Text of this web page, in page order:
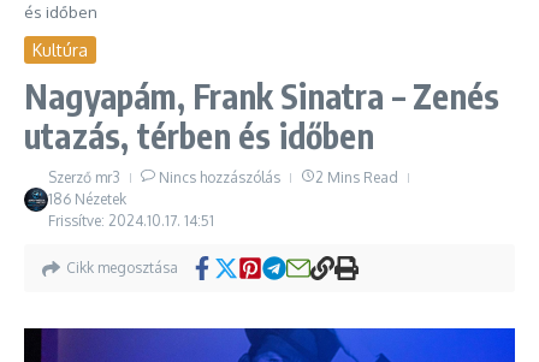
és időben
Kultúra
Nagyapám, Frank Sinatra – Zenés
utazás, térben és időben
Szerző mr3 Nincs hozzászólás
2 Mins Read
186 Nézetek
Frissítve: 2024.10.17. 14:51
Cikk megosztása